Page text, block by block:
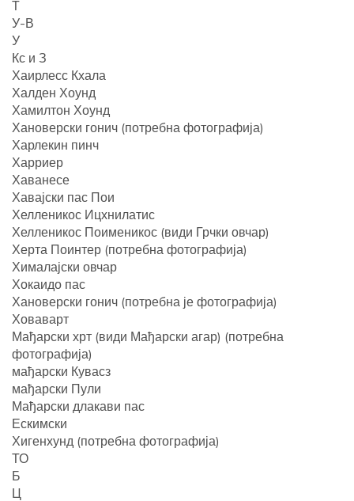
Т
У-В
У
Кс и З
Хаирлесс Кхала
Халден Хоунд
Хамилтон Хоунд
Хановерски гонич (потребна фотографија)
Харлекин пинч
Харриер
Хаванесе
Хавајски пас Пои
Хелленикос Ицхнилатис
Хелленикос Поименикос (види Грчки овчар)
Херта Поинтер (потребна фотографија)
Хималајски овчар
Хокаидо пас
Хановерски гонич (потребна је фотографија)
Ховаварт
Мађарски хрт (види Мађарски агар) (потребна
фотографија)
мађарски Кувасз
мађарски Пули
Мађарски длакави пас
Ескимски
Хигенхунд (потребна фотографија)
ТО
Б
Ц